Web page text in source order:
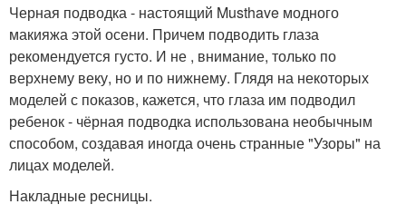
Черная подводка - настоящий Musthave модного
макияжа этой осени. Причем подводить глаза
рекомендуется густо. И не , внимание, только по
верхнему веку, но и по нижнему. Глядя на некоторых
моделей с показов, кажется, что глаза им подводил
ребенок - чёрная подводка использована необычным
способом, создавая иногда очень странные "Узоры" на
лицах моделей.
Накладные ресницы.